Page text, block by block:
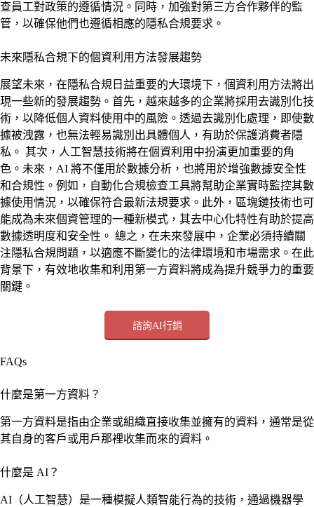
查員工對政策的遵循情況。同時，加強對第三方合作夥伴的監
管，以確保他們也遵循相應的隱私合規要求。
未來隱私合規下的個資利用方法發展趨勢
展望未來，在隱私合規日益重要的大環境下，個資利用方法將出
現一些新的發展趨勢。首先，越來越多的企業將採用去識別化技
術，以降低個人資料使用中的風險。透過去識別化處理，即使數
據被洩露，也無法輕易識別出具體個人，有助於保護消費者隱
私。 其次，人工智慧技術將在個資利用中扮演更加重要的角
色。未來，AI 將不僅用於數據分析，也將用於增強數據安全性
和合規性。例如，自動化合規檢查工具將幫助企業實時監控其數
據使用情況，以確保符合最新法規要求。此外，區塊鏈技術也可
能成為未來個資管理的一種新模式，其去中心化特性有助於提高
數據透明度和安全性。 總之，在未來發展中，企業必須持續關
注隱私合規問題，以適應不斷變化的法律環境和市場需求。在此
背景下，有效地收集和利用第一方資料將成為提升競爭力的重要
關鍵。
諮詢AI行銷
FAQs
什麼是第一方資料？
第一方資料是指由企業或組織直接收集並擁有的資料，通常是從
其自身的客戶或用戶那裡收集而來的資料。
什麼是 AI？
AI（人工智慧）是一種模擬人類智能行為的技術，通過機器學